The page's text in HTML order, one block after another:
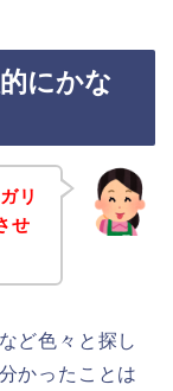
にかな
リ
せ
ど色々と探し
かったことは